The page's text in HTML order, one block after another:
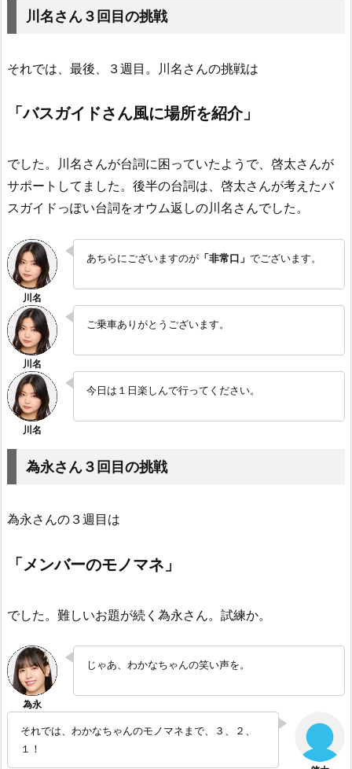
川名さん３回目の挑戦
それでは、最後、３週目。川名さんの挑戦は
「バスガイドさん風に場所を紹介」
でした。川名さんが台詞に困っていたようで、啓太さんが
サポートしてました。後半の台詞は、啓太さんが考えたバ
スガイドっぽい台詞をオウム返しの川名さんでした。
あちらにございますのが 「非常口」 でございます。
ご乗車ありがとうございます。
今日は１日楽しんで行ってください。
為永さん３回目の挑戦
為永さんの３週目は
「メンバーのモノマネ」
でした。難しいお題が続く為永さん。試練か。
じゃあ、わかなちゃんの笑い声を。
それでは、わかなちゃんのモノマネまで、３、２、
１！